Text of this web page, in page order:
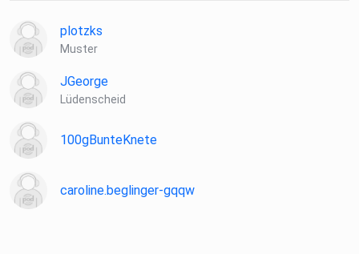
plotzks
Muster
JGeorge
Lüdenscheid
100gBunteKnete
caroline.beglinger-gqqw